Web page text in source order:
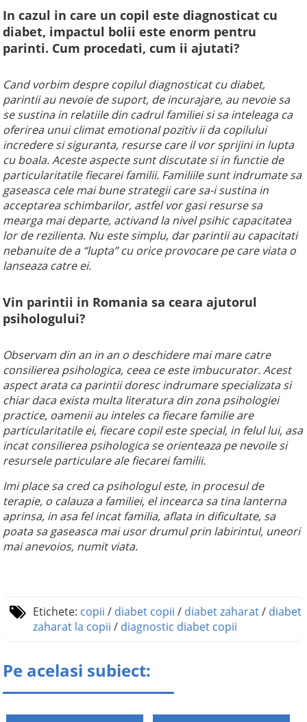
In cazul in care un copil este diagnosticat cu
diabet, impactul bolii este enorm pentru
parinti. Cum procedati, cum ii ajutati?
Cand vorbim despre copilul diagnosticat cu diabet,
parintii au nevoie de suport, de incurajare, au nevoie sa
se sustina in relatiile din cadrul familiei si sa inteleaga ca
oferirea unui climat emotional pozitiv ii da copilului
incredere si siguranta, resurse care il vor sprijini in lupta
cu boala. Aceste aspecte sunt discutate si in functie de
particularitatile fiecarei familii. Familiile sunt indrumate sa
gaseasca cele mai bune strategii care sa-i sustina in
acceptarea schimbarilor, astfel vor gasi resurse sa
mearga mai departe, activand la nivel psihic capacitatea
lor de rezilienta. Nu este simplu, dar parintii au capacitati
nebanuite de a “lupta” cu orice provocare pe care viata o
lanseaza catre ei.
Vin parintii in Romania sa ceara ajutorul
psihologului?
Observam din an in an o deschidere mai mare catre
consilierea psihologica, ceea ce este imbucurator. Acest
aspect arata ca parintii doresc indrumare specializata si
chiar daca exista multa literatura din zona psihologiei
practice, oamenii au inteles ca fiecare familie are
particularitatile ei, fiecare copil este special, in felul lui, asa
incat consilierea psihologica se orienteaza pe nevoile si
resursele particulare ale fiecarei familii.
Imi place sa cred ca psihologul este, in procesul de
terapie, o calauza a familiei, el incearca sa tina lanterna
aprinsa, in asa fel incat familia, aflata in dificultate, sa
poata sa gaseasca mai usor drumul prin labirintul, uneori
mai anevoios, numit viata.
Etichete: copii / diabet copii / diabet zaharat/ diabet
zaharat la copii / diagnostic diabet copii
Pe acelasi subiect: